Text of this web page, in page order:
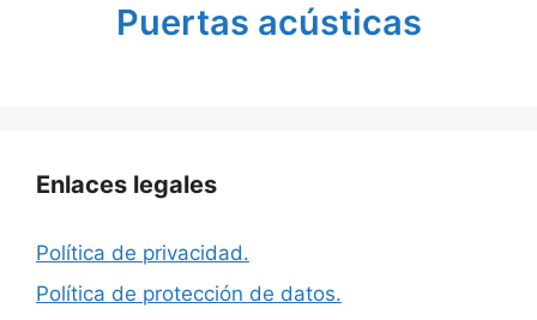
Puertas acústicas
Enlaces legales
Política de privacidad.
Política de protección de datos.